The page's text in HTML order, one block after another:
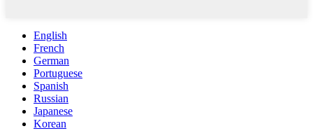
English
French
German
Portuguese
Spanish
Russian
Japanese
Korean